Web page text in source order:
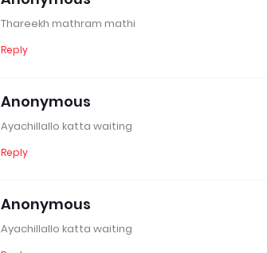
Thareekh mathram mathi
Reply
Anonymous
Ayachillallo katta waiting
Reply
Anonymous
Ayachillallo katta waiting